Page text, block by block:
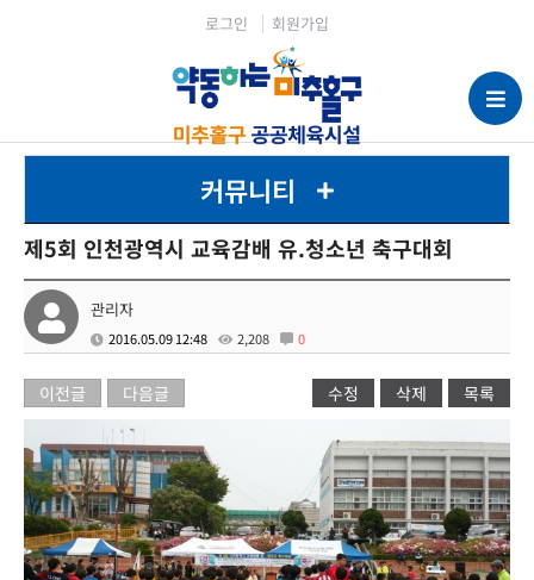
로그인 회원가입
커뮤니티
제5회 인천광역시 교육감배 유.청소년 축구대회
관리자
2016.05.09 12:48 2,208 0
이전글 다음글 수정 삭제 목록